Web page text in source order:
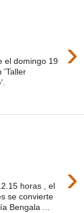
›
el domingo 19
'Taller
›
horas , el
se convierte
Bengala ...